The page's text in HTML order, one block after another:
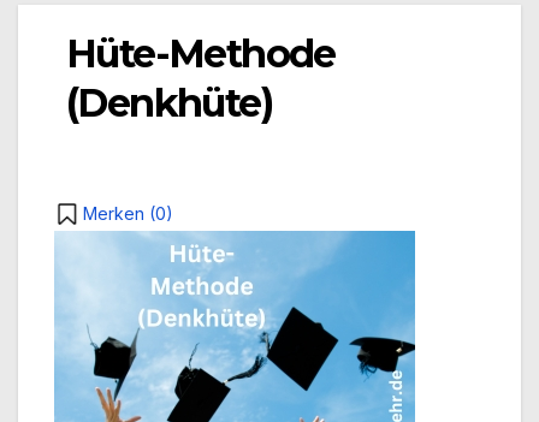
Hüte-Methode
(Denkhüte)
Merken (0)